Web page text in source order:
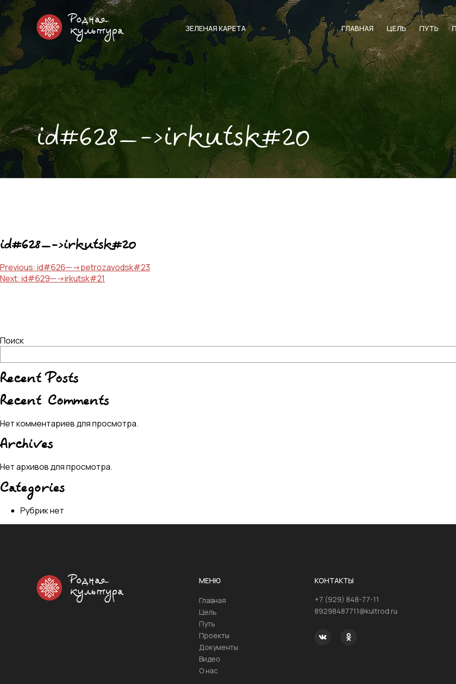
Родная
культура
ЗЕЛЕНАЯ КАРЕТА ГЛАВНАЯ ЦЕЛЬ ПУТЬ
id#628—->irkutsk#20
id#628—->irkutsk#20
Навигация
по
Previous: id#626—->petrozavodsk#23
Next: id#629—->irkutsk#21
Поиск
Recent Posts
Recent Comments
Нет комментариев для просмотра.
Archives
Нет архивов для просмотра.
Categories
Рубрик нет
Родная
культура
МЕНЮ
Главная
Цель
Путь
Проекты
Документы
Видео
О нас
КОНТАКТЫ
+7 (929) 848-77-11
89298487711@kultrod.ru